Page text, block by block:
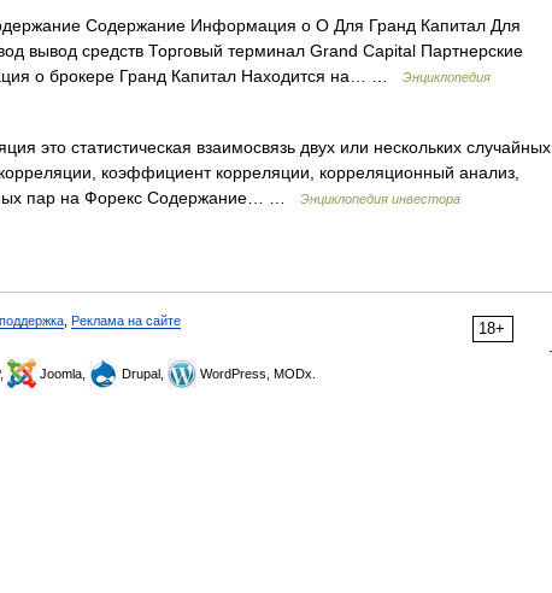
Содержание Информация о О Для Гранд Капитал Для
вывод средств Торговый терминал Grand Capital Партнерские
о брокере Гранд Капитал Находится на… …
Энциклопедия
это статистическая взаимосвязь двух или нескольких случайных
коэффициент корреляции, корреляционный анализ,
пар на Форекс Содержание… …
Энциклопедия инвестора
18+
Реклама на сайте
Joomla, Drupal, WordPress, MODx.